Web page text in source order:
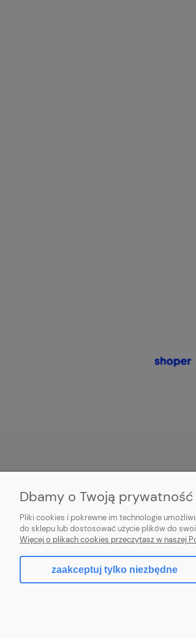
Zwroty i reklamacje
Aplikacja
Regulamin
Dbamy o Twoją prywatność
Pliki cookies i pokrewne im technologie
do sklepu lub dostosować użycie plików do
Więcej o plikach cookies przeczytasz w naszej
zaakceptuj tylko niezbędne